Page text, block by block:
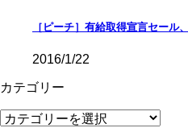
［ピーチ］有給取得宣言セール
2016/1/22
カテゴリー
カ